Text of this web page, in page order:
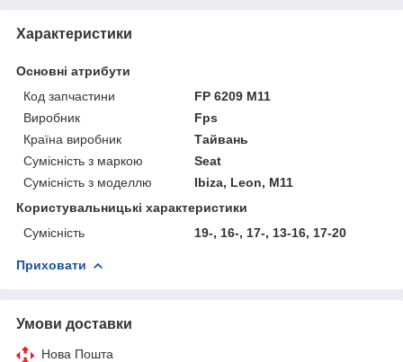
Характеристики
Основні атрибути
Код запчастини
FP 6209 M11
Виробник
Fps
Країна виробник
Тайвань
Сумісність з маркою
Seat
Сумісність з моделлю
Ibiza, Leon, M11
Користувальницькі характеристики
Сумісність
19-, 16-, 17-, 13-16, 17-20
Приховати
Умови доставки
Нова Пошта